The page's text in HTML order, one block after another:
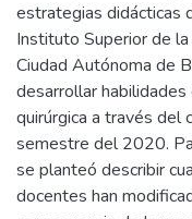
estrategias didácticas
Instituto Superior de
Ciudad Autónoma de
desarrollar
quirúrgica a través del
semestre del 2020.
se planteó describir
docentes han